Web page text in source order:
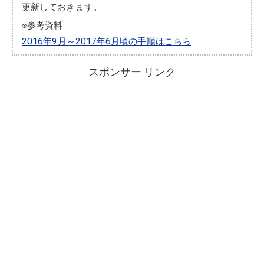
更新しておきます。
※参考資料
2016年9月～2017年6月頃の手順はこちら
スポンサー リンク